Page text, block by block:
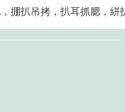
掤扒吊拷，扒耳抓腮，絣